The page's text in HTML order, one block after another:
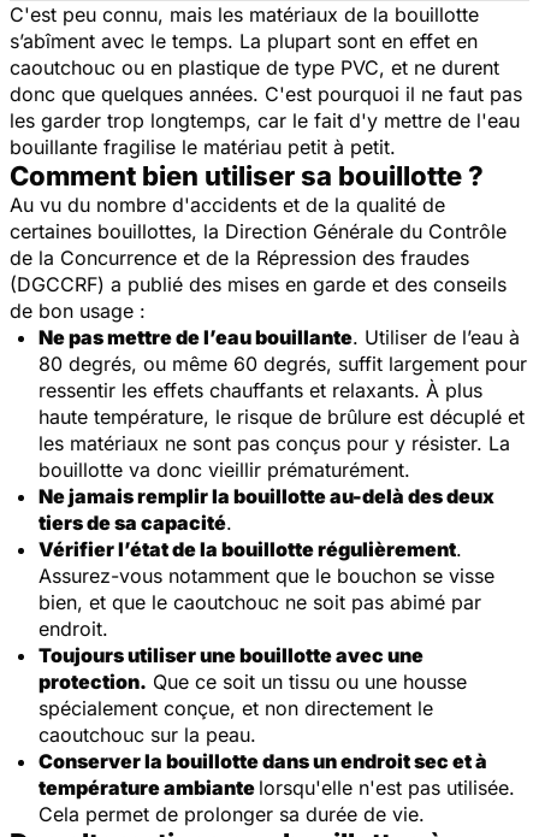
C'est peu connu, mais les matériaux de la bouillotte
s’abîment avec le temps. La plupart sont en effet en
caoutchouc ou en plastique de type PVC, et ne durent
donc que quelques années. C'est pourquoi il ne faut pas
les garder trop longtemps, car le fait d'y mettre de l'eau
bouillante fragilise le matériau petit à petit.
Comment bien utiliser sa bouillotte ?
Au vu du nombre d'accidents et de la qualité de
certaines bouillottes, la Direction Générale du Contrôle
de la Concurrence et de la Répression des fraudes
(DGCCRF) a publié des mises en garde et des conseils
de bon usage :
Ne pas mettre de l’eau bouillante. Utiliser de l’eau à
80 degrés, ou même 60 degrés, suffit largement pour
ressentir les effets chauffants et relaxants. À plus
haute température, le risque de brûlure est décuplé et
les matériaux ne sont pas conçus pour y résister. La
bouillotte va donc vieillir prématurément.
Ne jamais remplir la bouillotte au-delà des deux
tiers de sa capacité.
Vérifier l’état de la bouillotte régulièrement.
Assurez-vous notamment que le bouchon se visse
bien, et que le caoutchouc ne soit pas abimé par
endroit.
Toujours utiliser une bouillotte avec une
protection. Que ce soit un tissu ou une housse
spécialement conçue, et non directement le
caoutchouc sur la peau.
Conserver la bouillotte dans un endroit sec et à
température ambiante lorsqu'elle n'est pas utilisée.
Cela permet de prolonger sa durée de vie.